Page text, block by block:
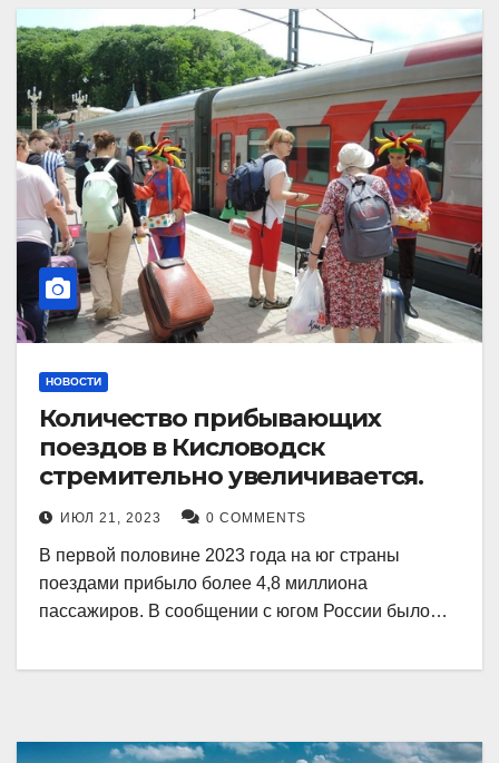
НОВОСТИ
Количество прибывающих
поездов в Кисловодск
стремительно увеличивается.
ИЮЛ 21, 2023 0 COMMENTS
В первой половине 2023 года на юг страны
поездами прибыло более 4,8 миллиона
пассажиров. В сообщении с югом России было…